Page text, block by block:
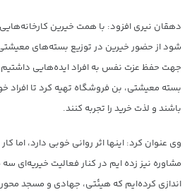
دهقان نیری افزود: با همت خیرین کارخانه‌هایی
شود از حضور خیرین در توزیع بسته‌های معیشتی
جهت حفظ عزت نفس به افراد ایده‌هایی داشتیم
بسته معیشتی، بن فروشگاه تهیه کرد تا
باشند و لذت خرید را تجربه کنند.
وی عنوان کرد: اینها اثر روانی خوبی دارد،
مشاوره نیز زده ایم در کنار فعالیت خیریه‌ای
اندازی کرده‌ایم که هیئتی، جهادی و مسجد